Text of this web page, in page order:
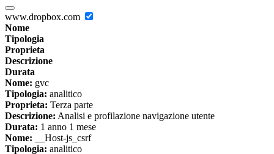
www.dropbox.com
Nome
Tipologia
Proprieta
Descrizione
Durata
Nome: gvc
Tipologia: analitico
Proprieta: Terza parte
Descrizione: Analisi e profilazione navigazione utente
Durata: 1 anno 1 mese
Nome: __Host-js_csrf
Tipologia: analitico